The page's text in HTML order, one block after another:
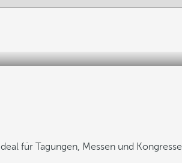
Ideal für Tagungen, Messen und Kongresse